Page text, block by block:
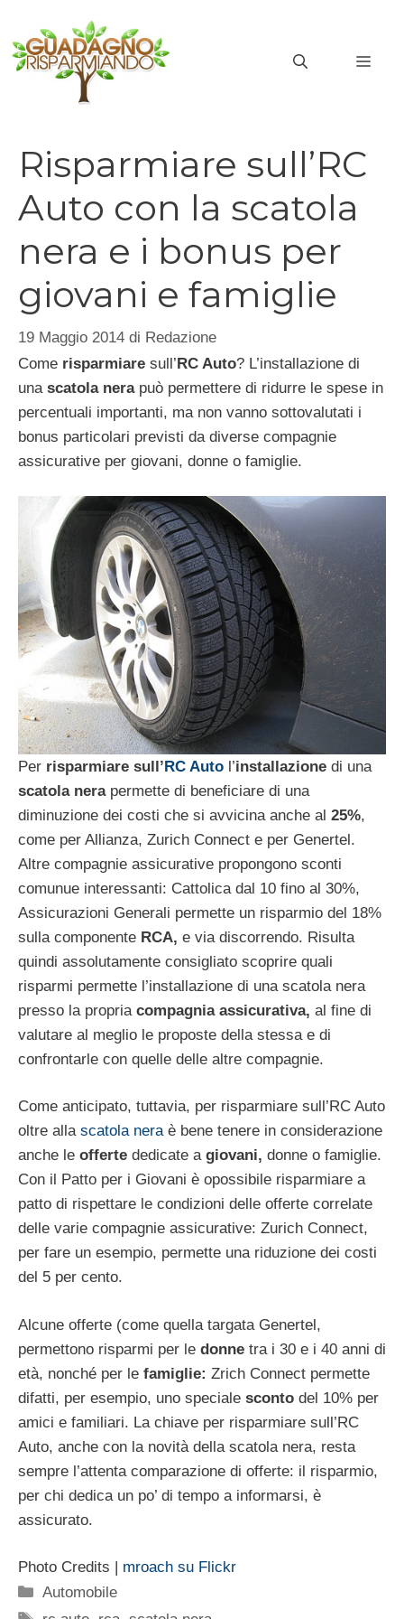
contenuto
Risparmiare sull’RC
Auto con la scatola
nera e i bonus per
giovani e famiglie
19 Maggio 2014 di Redazione
Come risparmiare sull’RC Auto? L’installazione di
una scatola nerapuò permettere di ridurre le spese in
percentuali importanti, ma non vanno sottovalutati i
bonus particolari previsti da diverse compagnie
assicurative per giovani, donne o famiglie.
Per risparmiare sull’RC Auto l’installazione di una
scatola nerapermette di beneficiare di una
diminuzione dei costi che si avvicina anche al 25%,
come per Allianza, Zurich Connect e per Genertel.
Altre compagnie assicurative propongono sconti
comunue interessanti: Cattolica dal 10 fino al 30%,
Assicurazioni Generali permette un risparmio del 18%
sulla componente RCA, e via discorrendo. Risulta
quindi assolutamente consigliato scoprire quali
risparmi permette l’installazione di una scatola nera
presso la propria compagnia assicurativa, al fine di
valutare al meglio le proposte della stessa e di
confrontarle con quelle delle altre compagnie.
Come anticipato, tuttavia, per risparmiare sull’RC Auto
oltre alla scatola neraè bene tenere in considerazione
anche le offerte dedicate a giovani, donne o famiglie.
Con il Patto per i Giovani è opossibile risparmiare a
patto di rispettare le condizioni delle offerte correlate
delle varie compagnie assicurative: Zurich Connect,
per fare un esempio, permette una riduzione dei costi
del 5 per cento.
Alcune offerte (come quella targata Genertel,
permettono risparmi per le donne tra i 30 e i 40 anni di
età, nonché per le famiglie: Zrich Connect permette
difatti, per esempio, uno speciale sconto del 10% per
amici e familiari. La chiave per risparmiare sull’RC
Auto, anche con la novità della scatola nera, resta
sempre l’attenta comparazione di offerte: il risparmio,
per chi dedica un po’ di tempo a informarsi, è
assicurato.
Photo Credits | mroach su Flickr
Categorie
Automobile